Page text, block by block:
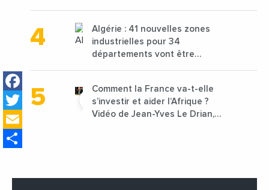
Facebook
Twitter
Algérie : 41 nouvelles zones
industrielles pour 34
départements vont être
Comment la France va-t-elle
s’investir et aider l’Afrique ?
Vidéo de Jean-Yves Le Drian,